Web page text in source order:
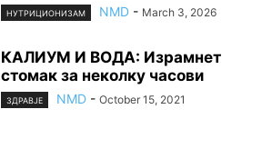
НУТРИЦИОНИЗАМ NMD - March 3, 2026
КАЛИУМ И ВОДА: Израмнет
стомак за неколку часови
ЗДРАВЈЕ NMD - October 15, 2021